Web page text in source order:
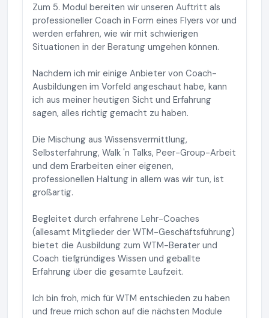
Zum 5. Modul bereiten wir unseren Auftritt als
professioneller Coach in Form eines Flyers vor und
werden erfahren, wie wir mit schwierigen
Situationen in der Beratung umgehen können.
Nachdem ich mir einige Anbieter von Coach-
Ausbildungen im Vorfeld angeschaut habe, kann
ich aus meiner heutigen Sicht und Erfahrung
sagen, alles richtig gemacht zu haben.
Die Mischung aus Wissensvermittlung,
Selbsterfahrung, Walk 'n Talks, Peer-Group-Arbeit
und dem Erarbeiten einer eigenen,
professionellen Haltung in allem was wir tun, ist
großartig.
Begleitet durch erfahrene Lehr-Coaches
(allesamt Mitglieder der WTM-Geschäftsführung)
bietet die Ausbildung zum WTM-Berater und
Coach tiefgründiges Wissen und geballte
Erfahrung über die gesamte Laufzeit.
Ich bin froh, mich für WTM entschieden zu haben
und freue mich schon auf die nächsten Module